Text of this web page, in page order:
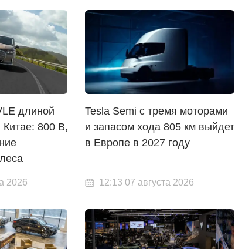
длиной
Китае: 800 В,
2026
Tesla Semi с тремя моторами
и запасом хода 805 км выйдет
в Европе в 2027 году
12:13 07 августа 2026